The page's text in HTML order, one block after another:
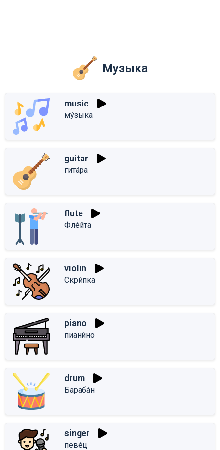
Музыка
music
му́зыка
guitar
гита́ра
flute
Фле́йта
violin
Скри́пка
piano
пиани́но
drum
Бараба́н
singer
певе́ц